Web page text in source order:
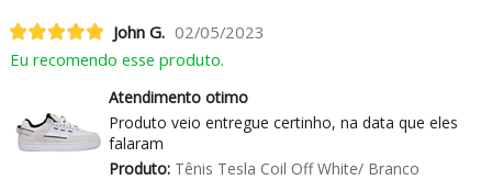
John G. 02/05/2023
Eu recomendo esse produto.
Atendimento otimo
Produto veio entregue certinho, na data que eles
falaram
Produto:Tênis Tesla Coil Off White/ Branco